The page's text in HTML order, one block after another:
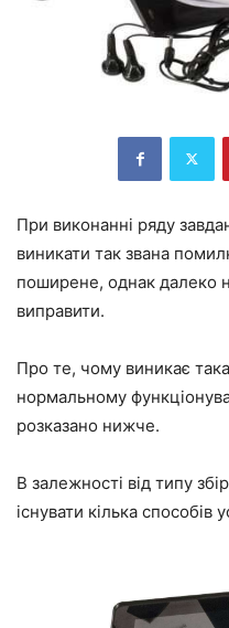
При виконанні ряду
виникати так звана
поширене, однак далеко
виправити.
Про те, чому виникає
нормальному
розказано нижче.
В залежності від типу
існувати кілька